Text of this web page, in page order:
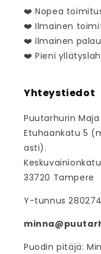
❤️ Nopea
❤️ Ilmainen
❤️ Ilmainen
❤️ Pieni
Yhteystiedot
Puutarhurin
Etuhaankatu 5
asti).
33720 Tampere
Y-tunnus
Puodin pitäjä: